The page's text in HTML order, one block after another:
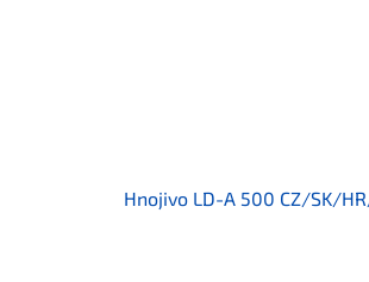
Hnojivo LD-A 500 CZ/SK/